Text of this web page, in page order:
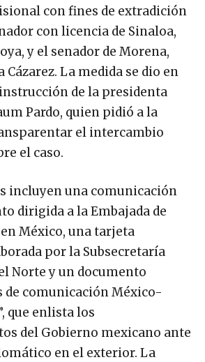
con fines de extradición
con licencia de Sinaloa,
y el senador de Morena,
La medida se dio en
de la presidenta
Pardo, quien pidió a la
el intercambio
el caso.
incluyen una comunicación
dirigida a la Embajada de
México, una tarjeta
por la Subsecretaría
Norte y un documento
de comunicación México-
que enlista los
del Gobierno mexicano ante
en el exterior. La